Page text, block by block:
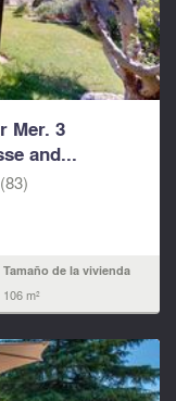
Mer. 3
and...
Tamaño de la vivienda
106 m²